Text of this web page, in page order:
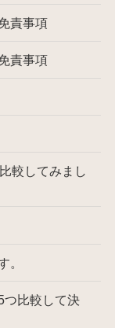
責事項
責事項
較してみまし
。
つ比較して決